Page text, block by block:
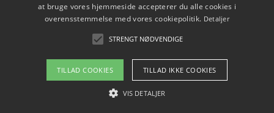
Copyright 2026 - Pilanto Aps
Om / kontakt
Blog Betingelser
at bruge vores hjemmeside accepterer du alle cookies i
overensstemmelse med vores cookiepolitik. Detaljer
STRENGT NØDVENDIGE
TILLAD COOKIES TILLAD IKKE COOKIES
VIS DETALJER